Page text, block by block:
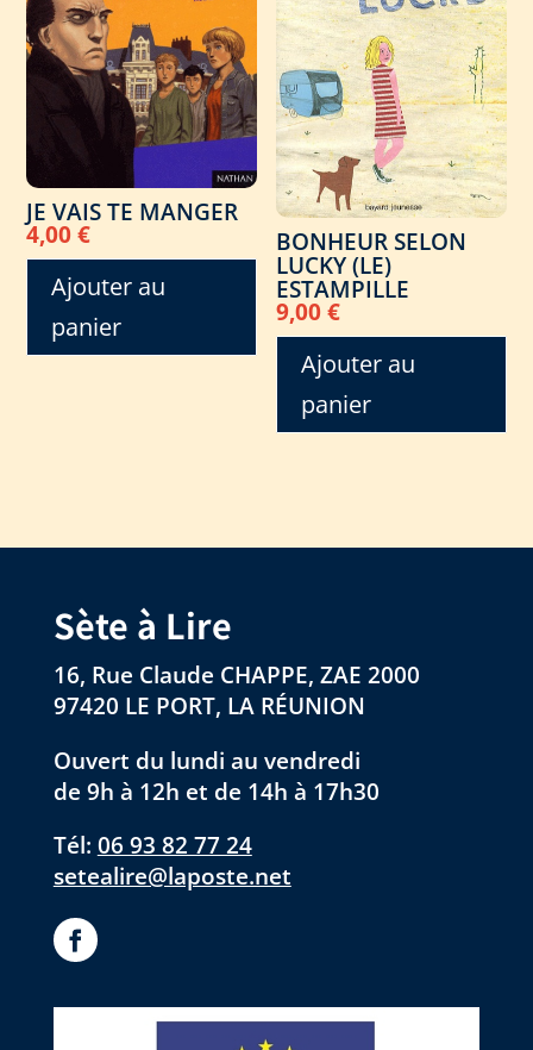
JE VAIS TE MANGER
4,00€
Ajouter au
panier
BONHEUR SELON
LUCKY (LE)
ESTAMPILLE
9,00€
Ajouter au
panier
Sète à Lire
16, Rue Claude CHAPPE, ZAE 2000
97420 LE PORT, LA RÉUNION
Ouvert du lundi au vendredi
de 9h à 12h et de 14h à 17h30
Tél: 06 93 82 77 24
setealire@laposte.net